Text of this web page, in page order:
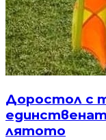
Доростол с
лятото